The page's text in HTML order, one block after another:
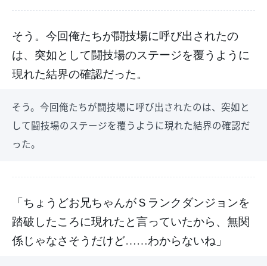
そう。今回俺たちが闘技場に呼び出されたの
は、突如として闘技場のステージを覆うように
現れた結界の確認だった。
そう。今回俺たちが闘技場に呼び出されたのは、突如と
して闘技場のステージを覆うように現れた結界の確認だ
った。
「ちょうどお兄ちゃんがＳランクダンジョンを
踏破したころに現れたと言っていたから、無関
係じゃなさそうだけど……わからないね」